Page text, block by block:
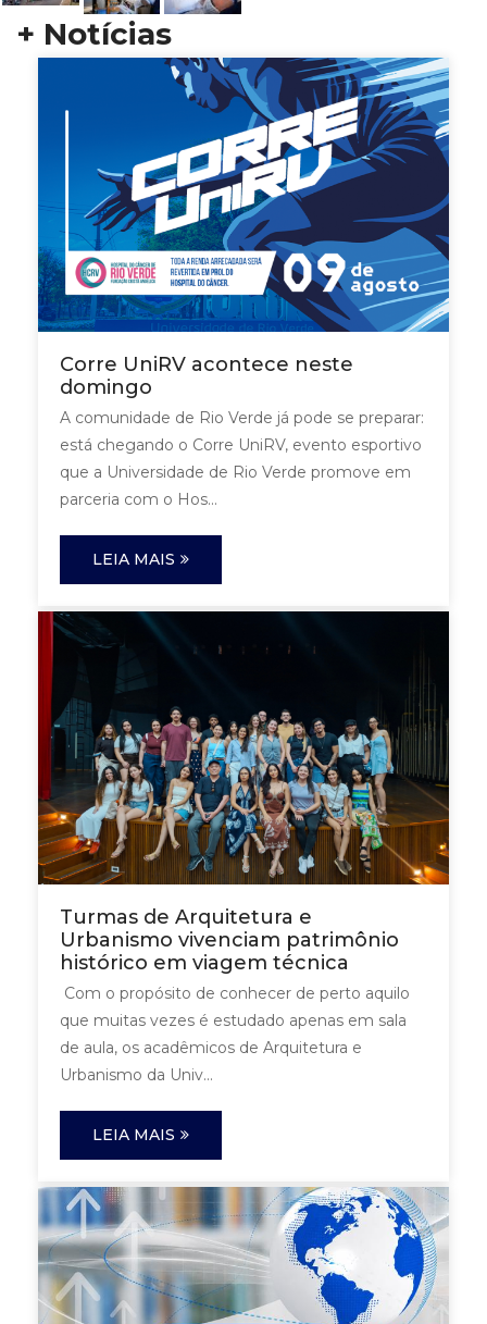
+ Notícias
Corre UniRV acontece neste
domingo
A comunidade de Rio Verde já pode se preparar:
está chegando o Corre UniRV, evento esportivo
que a Universidade de Rio Verde promove em
parceria com o Hos...
LEIA MAIS
Turmas de Arquitetura e
Urbanismo vivenciam patrimônio
histórico em viagem técnica
Com o propósito de conhecer de perto aquilo
que muitas vezes é estudado apenas em sala
de aula, os acadêmicos de Arquitetura e
Urbanismo da Univ...
LEIA MAIS